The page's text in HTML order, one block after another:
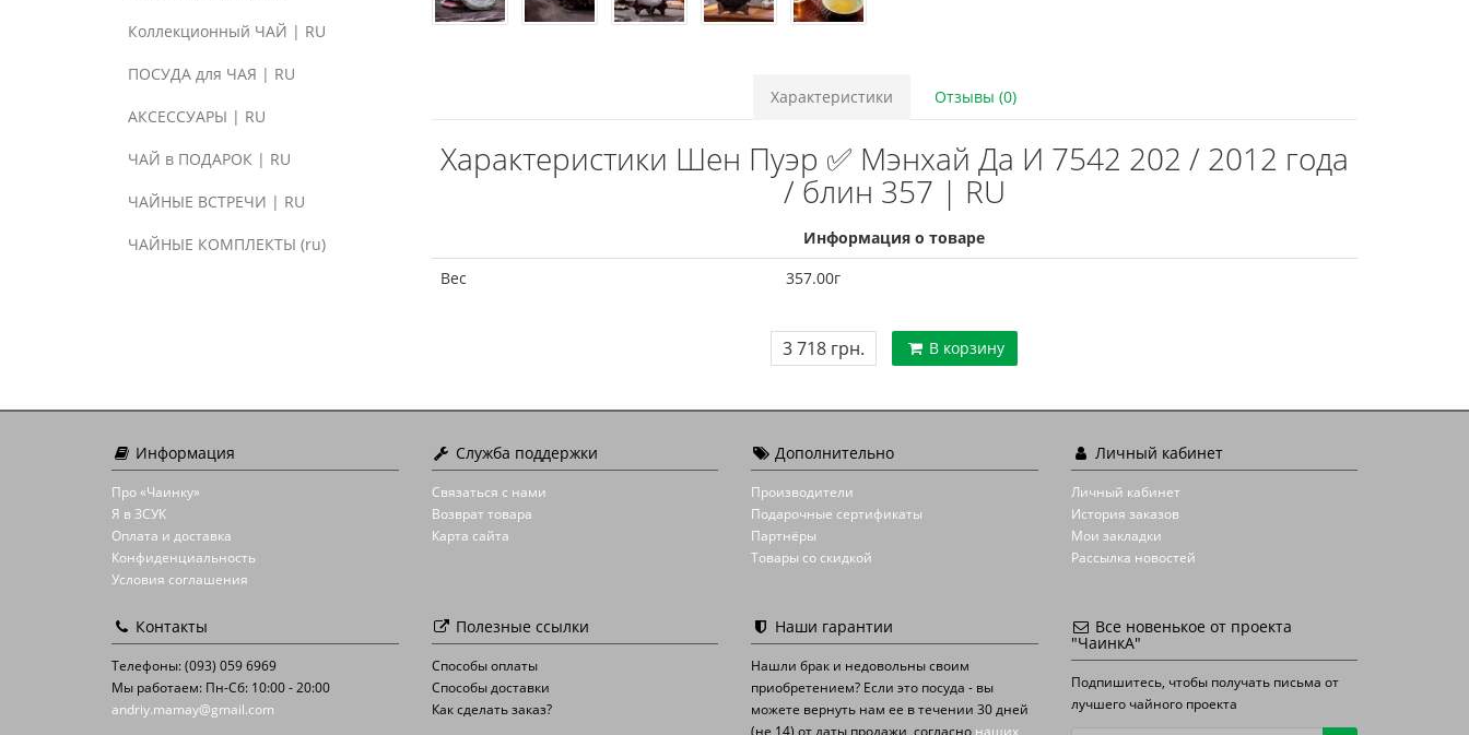
Коллекционный ЧАЙ | RU
ПОСУДА для ЧАЯ | RU
АКСЕССУАРЫ | RU
ЧАЙ в ПОДАРОК | RU
ЧАЙНЫЕ ВСТРЕЧИ | RU
ЧАЙНЫЕ КОМПЛЕКТЫ (ru)
Характеристики Отзывы (0)
Характеристики Шен Пуэр ✅ Мэнхай Да И 7542 202 / 2012 года
/ блин 357 | RU
Информация о товаре
Вес
357.00г
3 718 грн. В корзину
Информация
Про «Чаинку»
Я в ЗСУК
Оплата и доставка
Конфиденциальность
Условия соглашения
Служба поддержки
Связаться с нами
Возврат товара
Карта сайта
Дополнительно
Производители
Подарочные сертификаты
Партнёры
Товары со скидкой
Личный кабинет
Личный кабинет
История заказов
Мои закладки
Рассылка новостей
Контакты
Телефоны: (093) 059 6969
Мы работаем: Пн-Сб: 10:00 - 20:00
andriy.mamay@gmail.com
Полезные ссылки
Способы оплаты
Способы доставки
Как сделать заказ?
Наши гарантии
Нашли брак и недовольны своим
приобретением? Если это посуда - вы
можете вернуть нам ее в течении 30 дней
(не 14) от даты продажи, согласно наших
Все новенькое от проекта
"ЧаинкА"
Подпишитесь, чтобы получать письма от
лучшего чайного проекта